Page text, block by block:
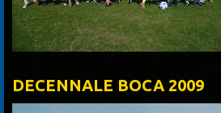
DECENNALE BOCA 2009